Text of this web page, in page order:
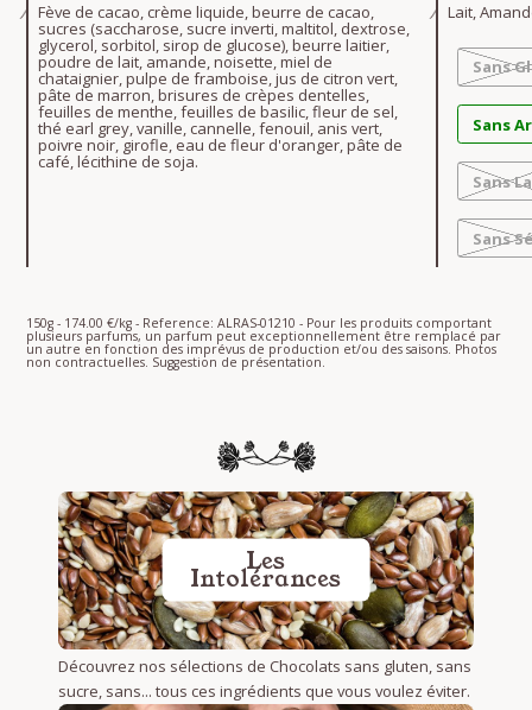
Fève de cacao, crème liquide, beurre de cacao,
sucres (saccharose, sucre inverti, maltitol, dextrose,
glycerol, sorbitol, sirop de glucose), beurre laitier,
poudre de lait, amande, noisette, miel de
chataignier, pulpe de framboise, jus de citron vert,
pâte de marron, brisures de crèpes dentelles,
feuilles de menthe, feuilles de basilic, fleur de sel,
thé earl grey, vanille, cannelle, fenouil, anis vert,
poivre noir, girofle, eau de fleur d'oranger, pâte de
café, lécithine de soja.
Lait,
Sans
Sans
Sans
Sans
150g - 174.00 €/kg - Reference: ALRAS-01210 - Pour les produits comportant
plusieurs parfums, un parfum peut exceptionnellement être remplacé par
un autre en fonction des imprévus de production et/ou des saisons. Photos
non contractuelles. Suggestion de présentation.
Les
Intolérances
Découvrez nos sélections de Chocolats sans gluten, sans
sucre, sans... tous ces ingrédients que vous voulez éviter.